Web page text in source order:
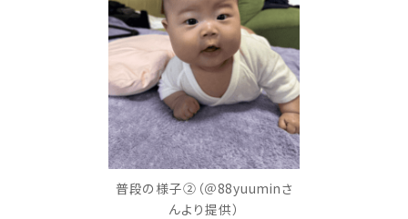
普段の様子②（＠88yuuminさ
んより提供）